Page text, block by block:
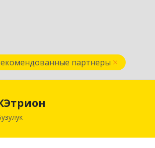
партнеры
461040, Оренбургская обл, Бузулук г,